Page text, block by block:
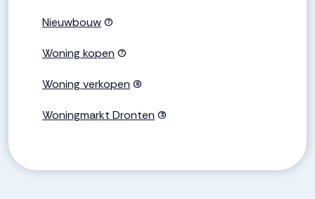
Nieuwbouw(7)
Woning kopen (7)
Woning verkopen (6)
Woningmarkt Dronten (3)